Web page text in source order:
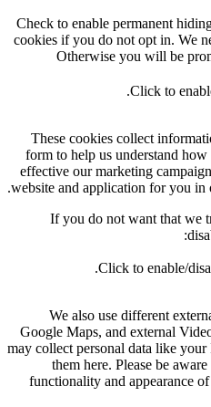
Check to enable permanent
cookies if you do not opt in.
Otherwise you will
Click to
These cookies collect
form to help us
effective our marketing
website and application for
If you do not want
Click to
We also use different
Google Maps, and external
may collect personal data
them here. Please be
functionality and